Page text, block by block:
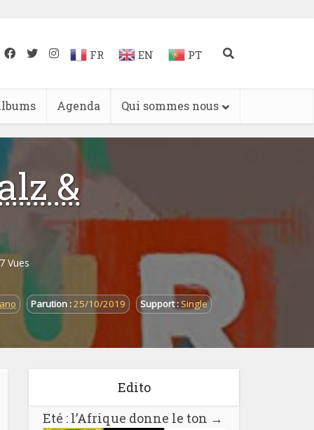
FR EN PT
Agenda Qui sommes nous
&
Vues
Parution :25/10/2019 Support : Single
Edito
Eté : l’Afrique donne le ton →